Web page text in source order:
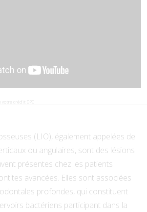
crédit DPC
(LIO), également appelées de
ou angulaires, sont des lésions
présentes chez les patients
avancées. Elles sont associées
profondes, qui constituent
bactériens participant dans la